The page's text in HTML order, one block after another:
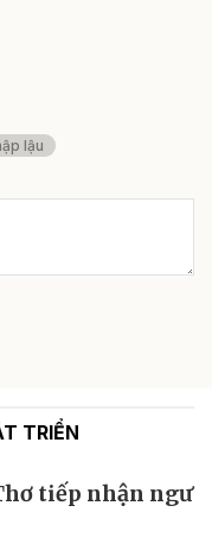
lậu
TRIỂN
tiếp nhận ngư